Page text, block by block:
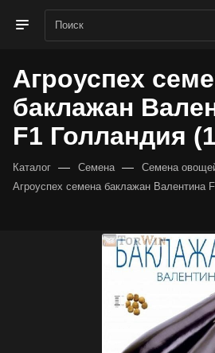
Агроуспех
баклажан
F1 Голландия
Каталог — Семена — Семена
Агроуспех семена баклажан Валентина